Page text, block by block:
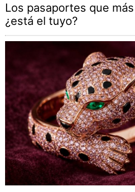
Los pasaportes que
¿está el tuyo?